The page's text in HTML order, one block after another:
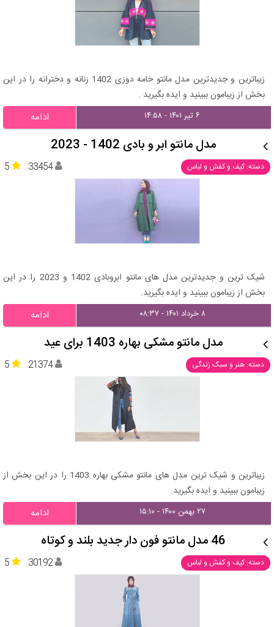
زیباترین و جدیدترین مدل مانتو خامه دوزی 1402 زنانه و دخترانه را در این
بخش از زیبامون ببینید و ایده بگیرید .
۶ تیر ۱۴۰۱ - ۱۴:۵۸ ادامه
مدل مانتو ابر و بادی 1402 - 2023
دسته: کیف و کفش و لباس 5 33454
شیک ترین و جدیدترین مدل های مانتو ابروبادی 1402 و 2023 را در این
بخش از زیبامون ببینید و ایده بگیرید.
۸ خرداد ۱۴۰۱ - ۰۸:۳۷ ادامه
مدل مانتو مشکی بهاره 1403 برای عید
دسته: هنر و سبک زندگی 5 21374
زیباترین و شیک ترین مدل های مانتو مشکی بهاره 1403 را در این بخش از
زیبامون ببینید و ایده بگیرید.
۲۷ بهمن ۱۴۰۰ - ۱۵:۱۰ ادامه
46 مدل مانتو فون دار جدید بلند و کوتاه
دسته: کیف و کفش و لباس 5 30192